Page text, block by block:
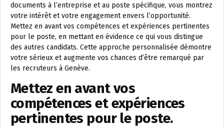
documents à l’entreprise et au poste spécifique, vous montrez
votre intérêt et votre engagement envers l’opportunité.
Mettez en avant vos compétences et expériences pertinentes
pour le poste, en mettant en évidence ce qui vous distingue
des autres candidats. Cette approche personnalisée démontre
votre sérieux et augmente vos chances d’être remarqué par
les recruteurs à Genève.
Mettez en avant vos
compétences et expériences
pertinentes pour le poste.